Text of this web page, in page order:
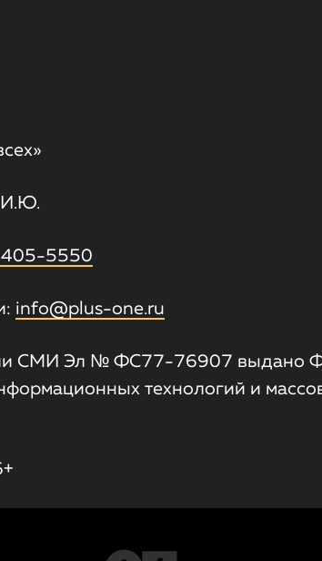
И.Ю.
405-5550
info@plus-one.ru
СМИ Эл № ФС77-76907 выдано
технологий и